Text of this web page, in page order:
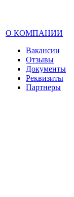
О КОМПАНИИ
Вакансии
Отзывы
Документы
Реквизиты
Партнеры